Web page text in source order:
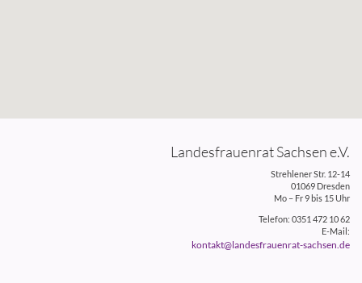
Landesfrauenrat Sachsen e.V.
Strehlener Str. 12-14
01069 Dresden
Mo – Fr 9 bis 15 Uhr
Telefon: 0351 472 10 62
E-Mail:
kontakt@landesfrauenrat-sachsen.de